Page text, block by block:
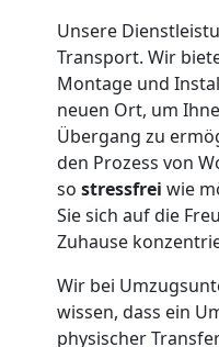
Unsere
Transport. Wir
Montage und
neuen Ort, um
Übergang zu
den Prozess von
so stressfrei wie
Sie sich auf die
Zuhause
Wir bei
wissen, dass ein
physischer
Wolfsberg
Umzug
für
Senioren